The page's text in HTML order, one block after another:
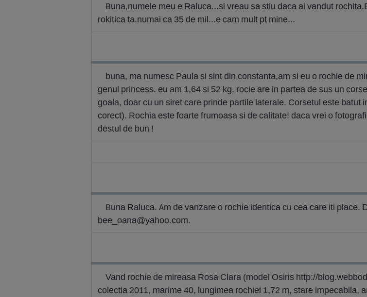
Buna,numele meu e Raluca...si vreau sa stiu daca ai vandut
rokitica ta.numai ca 35 de mil...e cam mult pt mine...
buna, ma numesc Paula si sint din constanta,am si eu o rochie de
genul princess. eu am 1,64 si 52 kg. rocie are in partea de sus un
goala, doar cu un siret care prinde partile laterale. Corsetul este batut
corect). Rochia este foarte frumoasa si de calitate! daca vrei o
destul de bun !
Buna Raluca. Am de vanzare o rochie identica cu cea care iti place.
bee_oana@yahoo.com.
Vand rochie de mireasa Rosa Clara (model Osiris http://
colectia 2011, marime 40, lungimea rochiei 1,72 m, stare impecabila,